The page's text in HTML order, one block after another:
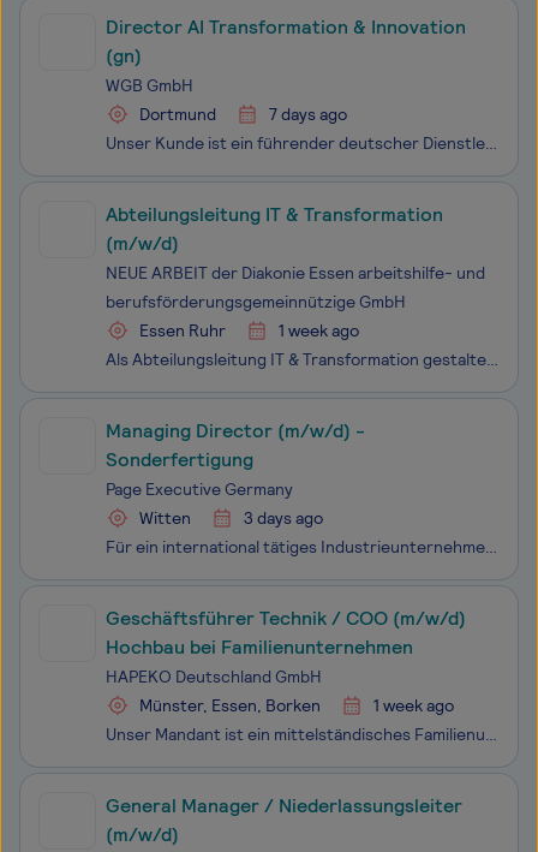
Director AI Transformation & Innovation
(gn)
WGB GmbH
Dortmund
7 days ago
Unser Kunde ist ein führender deutscher Dienstleistungs-Konzern und gehört mit eigener AI-Plattform und starken Technologiepartnerschaften zu den Vorreitern der AI-Transformation. Für die nächste Phase der Transformation (u.a. AI Everywhere, AI Demokratisierung) suchen wir eine Führungspersönlichkei
Abteilungsleitung IT & Transformation
(m/w/d)
NEUE ARBEIT der Diakonie Essen arbeitshilfe- und
berufsförderungsgemeinnützige GmbH
Essen Ruhr
1 week ago
Als Abteilungsleitung IT & Transformation gestalten Sie die digitale Zukunft der NEUE ARBEIT aktiv mit. Sie sind verantwortlich für die strategische Weiterentwicklung der Abteilung im Spannungsfeld von Wirtschaftlichkeit und sozialem Auftrag. Sie verbinden die technologischen Möglichkeiten mit d
Managing Director (m/w/d) -
Sonderfertigung
Page Executive Germany
Witten
3 days ago
Für ein international tätiges Industrieunternehmen suchen wir eine unternehmerisch geprägte, führungsstarke Persönlichkeit als Geschäftsführer / Managing Director (m/w/d) für einen Produktions- und Projektstandort mit rund 200 Mitarbeitenden.Die Position bietet die Möglichkeit, einen strategisch wic
Geschäftsführer Technik / COO (m/w/d)
Hochbau bei Familienunternehmen
HAPEKO Deutschland GmbH
Münster, Essen, Borken
1 week ago
Unser Mandant ist ein mittelständisches Familienunternehmen im Bereich nachhaltiges Bauen mit über 500 Mitarbeitenden an sechs Standorten in Deutschland, Österreich und der Schweiz. Die seit 50 Jahren im Industrie-, Wohnungs- und Bürobau erfolgreich etablierte Unternehmensgruppe legt großen Wert auf
General Manager / Niederlassungsleiter
(m/w/d)